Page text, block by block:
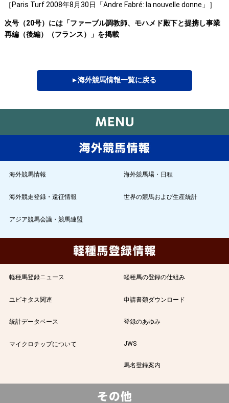
［Paris Turf 2008年8月30日「Andre Fabré: la nouvelle donne」］
次号（20号）には「ファーブル調教師、モハメド殿下と提携し事業
再編（後編）（フランス）」を掲載
▸ 海外競馬情報一覧に戻る
海外競馬情報 海外競馬場・日程
海外競走登録・遠征情報 世界の競馬および生産統計
アジア競馬会議・競馬連盟
軽種馬登録ニュース 軽種馬の登録の仕組み
ユビキタス関連 申請書類ダウンロード
統計データベース 登録のあゆみ
マイクロチップについて JWS
馬名登録案内